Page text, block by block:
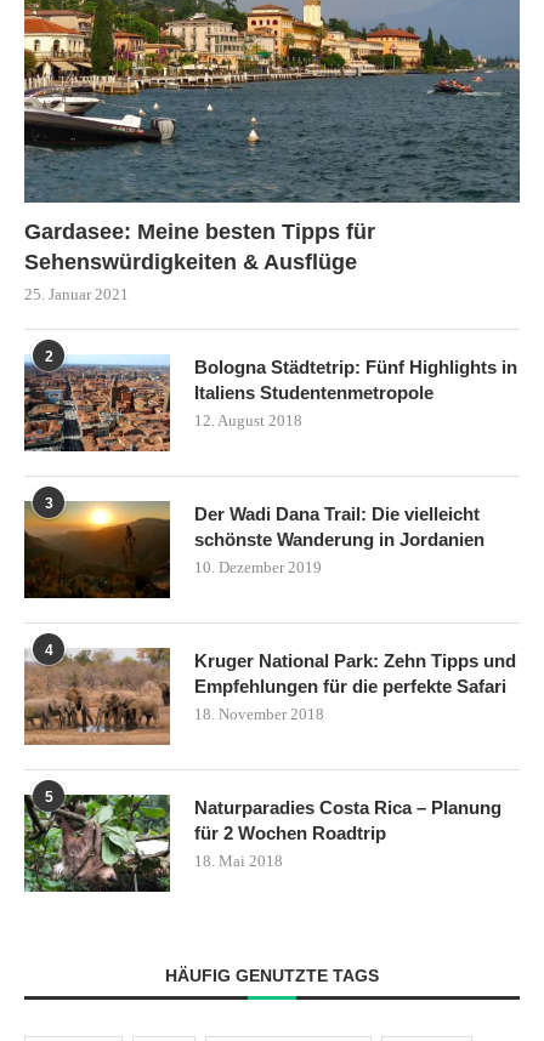
Gardasee: Meine besten Tipps für
Sehenswürdigkeiten & Ausflüge
25. Januar 2021
2
Bologna Städtetrip: Fünf Highlights in
Italiens Studentenmetropole
12. August 2018
3
Der Wadi Dana Trail: Die vielleicht
schönste Wanderung in Jordanien
10. Dezember 2019
4
Kruger National Park: Zehn Tipps und
Empfehlungen für die perfekte Safari
18. November 2018
5
Naturparadies Costa Rica – Planung
für 2 Wochen Roadtrip
18. Mai 2018
HÄUFIG GENUTZTE TAGS